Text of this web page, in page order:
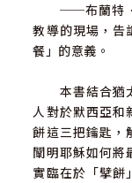
──布蘭特．
教導的現場，告
餐」的意義。
本書結合猶太
人對於默西亞和
餅這三把鑰匙，
闡明耶穌如何將
實臨在於「擘餅